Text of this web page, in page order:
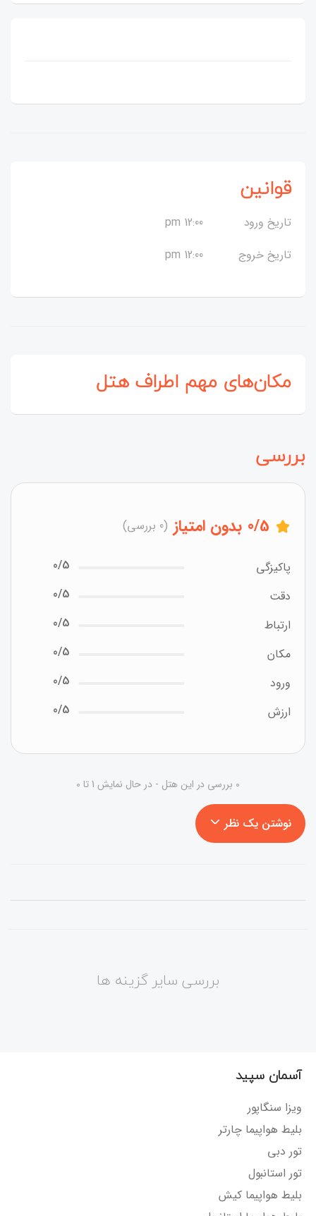
قوانین
تاریخ ورود
12:00 pm
تاریخ خروج
12:00 pm
مکان‌های مهم اطراف هتل
بررسی
0/5 بدون امتیاز (0 بررسی)
پاکیزگی
0/5
دقت
0/5
ارتباط
0/5
مکان
0/5
ورود
0/5
ارزش
0/5
0 بررسی در این هتل - در حال نمایش 1 تا 0
نوشتن یک نظر
بررسی سایر گزینه ها
آسمان سپید
ویزا سنگاپور
بلیط هواپیما چارتر
تور دبی
تور استانبول
بلیط هواپیما کیش